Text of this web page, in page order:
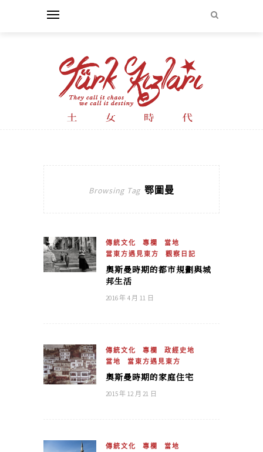
Browsing Tag 鄂圖曼
傳統文化 專欄
當地
當東方遇見東方
觀察日記
奧斯曼時期的都市規劃與城
邦生活
2016 年 4 月 11 日
傳統文化 專欄
政經史地
當地
當東方遇見東方
奧斯曼時期的家庭住宅
2015 年 12 月 21 日
傳統文化 專欄
當地